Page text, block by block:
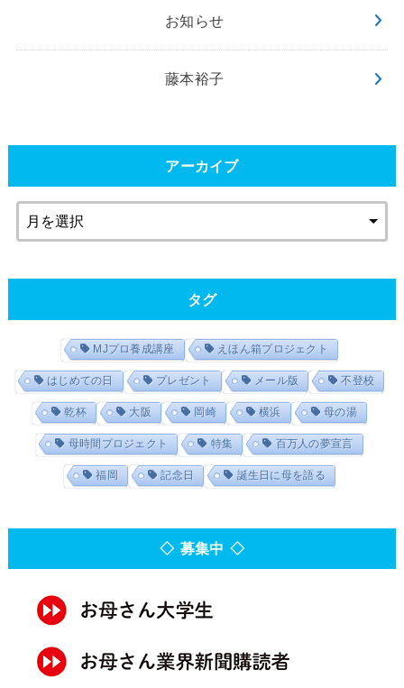
お知らせ
藤本裕子
アーカイブ
タグ
MJプロ養成講座 えほん箱プロジェクト
はじめての日 プレゼント メール版 不登校
乾杯 大阪 岡崎 横浜 母の湯
母時間プロジェクト 特集 百万人の夢宣言
福岡 記念日 誕生日に母を語る
◇ 募集中 ◇